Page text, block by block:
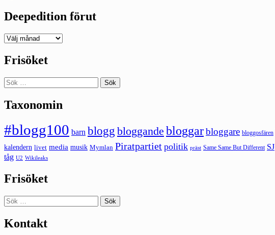
Deepedition förut
Deepedition
Frisöket
Sök
efter:
Taxonomin
#blogg100 barn blogg bloggande bloggarbloggare bloggosfären
kalendern livet media musik Mymlan Piratpartiet politik präst Same Same But Different SJ
tåg U2 Wikileaks
Frisöket
Sök
efter:
Kontakt